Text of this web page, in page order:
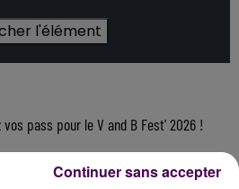
l'élément
vos pass pour le V and B Fest' 2026 !
Continuer sans accepter